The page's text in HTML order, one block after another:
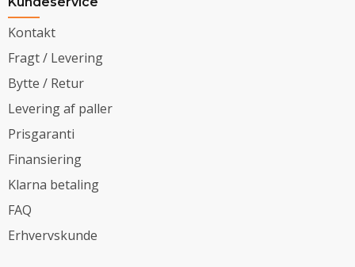
Kontakt
Fragt / Levering
Bytte / Retur
Levering af paller
Prisgaranti
Finansiering
Klarna betaling
FAQ
Erhvervskunde